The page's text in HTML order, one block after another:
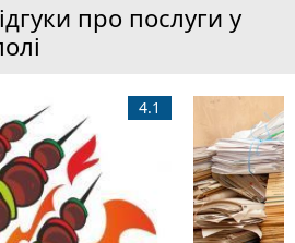
про послуги у
4.1